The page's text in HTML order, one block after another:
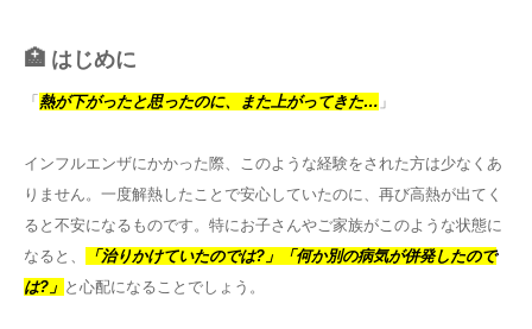
🏥 はじめに
「 熱が下がったと思ったのに、また上がってきた… 」
インフルエンザにかかった際、このような経験をされた方は少なくあ
りません。一度解熱したことで安心していたのに、再び高熱が出てく
ると不安になるものです。特にお子さんやご家族がこのような状態に
なると、
「治りかけていたのでは?」「何か別の病気が併発したので
は?」 と心配になることでしょう。
简体中文